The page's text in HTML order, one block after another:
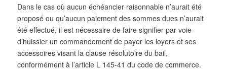
Dans le cas où aucun échéancier raisonnable n’aurait été
proposé ou qu’aucun paiement des sommes dues n’aurait
été effectué, il est nécessaire de faire signifier par voie
d’huissier un commandement de payer les loyers et ses
accessoires visant la clause résolutoire du bail,
conformément à l’article L 145-41 du code de commerce.